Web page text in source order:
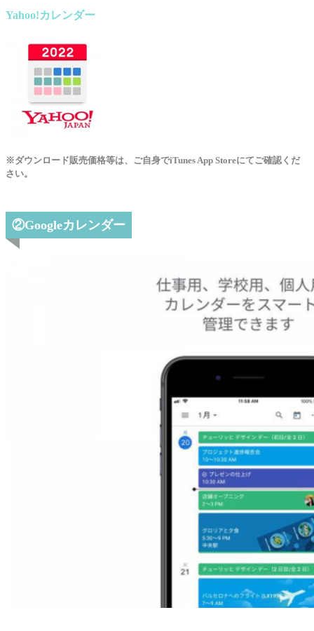
Yahoo!カレンダー
※ダウンロード販売価格等は、ご自身でiTunes App Storeにてご確認くだ
さい。
②Googleカレンダー